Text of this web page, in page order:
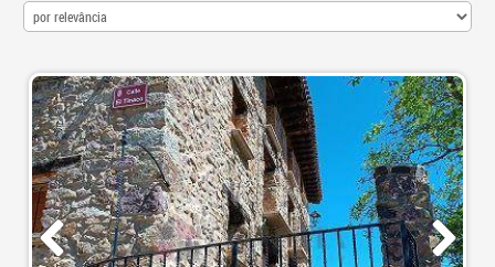
BLOG
LOGIN
CONTACT